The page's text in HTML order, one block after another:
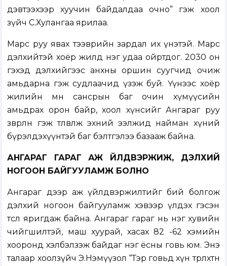
дэвтээхээр хуучин байдалдаа очно” гэж хоол
зүйч С.Хулангаа ярилаа.
Марс руу явах тээврийн зардал их үнэтэй. Марс
дэлхийтэй хоёр жилд нэг удаа ойртдог. 2030 он
гэхэд дэлхийгээс анхны оршин суугчид очиж
амьдарна гэж судлаачид үзэж буй. Үүнээс хоёр
жилийн өмнө сансрын баг очин хүмүүсийн
амьдрах орон байр, хоол хүнсийг Ангараг руу
зөөвөрлөнө гэж төлөвлөж эхний ээлжид найман хүний
бүрэлдэхүүнтэй баг бэлтгэлээ базааж байна.
АНГАРАГ ГАРАГ АЖ ҮЙЛДВЭРЖИЖ, ДЭЛХИЙ
НОГООН БАЙГУУЛАМЖ БОЛНО
Ангараг дээр аж үйлдвэржилтийг бий болгож
дэлхий ногоон байгууламж хэвээр үлдэх гэсэн
төсөл яригдаж байна. Ангараг гараг нь нэг хувийн
чийгшилтэй, маш хуурай, хасах 82 -62 хэмийн
хооронд хэлбэлзэж байдаг нэг ёсны говь юм. Энэ
талаар хоолзүйч Э.Нэмүүзол “Тэр говьд хүн төрөлхтөн